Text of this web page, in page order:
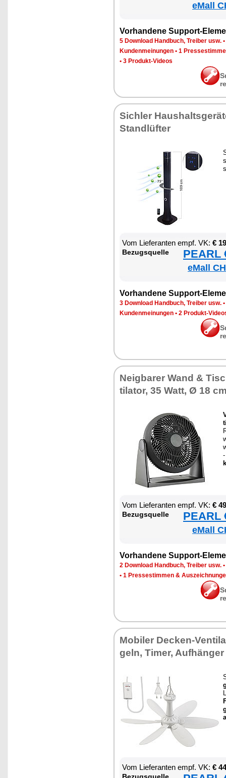
eMall
Vor­han­de­ne Sup­port-
5 Down­load Hand­buch, Trei­ber usw. •
Kun­den­mei­nun­gen • 1
• 3 Pro­dukt-Vi­de­os
Sich­ler
Stand­lüf­ter
Vom Lie­fe­ran­ten empf. VK: €
Be­zugs­quel­le PEARL
eMall
Vor­han­de­ne Sup­port-
3 Down­load Hand­buch, Trei­ber usw. •
Kun­den­mei­nun­gen • 2 Pro­dukt-
Neig­ba­rer Wand &
ti­la­tor, 35 Watt, Ø 18
Vom Lie­fe­ran­ten empf. VK: €
Be­zugs­quel­le PEARL
eMall
Vor­han­de­ne Sup­port-
2 Down­load Hand­buch, Trei­ber usw. •
• 1 Pres­se­stim­men &
Mo­bi­ler De­cken-
geln, Ti­mer, Auf­hän­ger
Vom Lie­fe­ran­ten empf. VK: €